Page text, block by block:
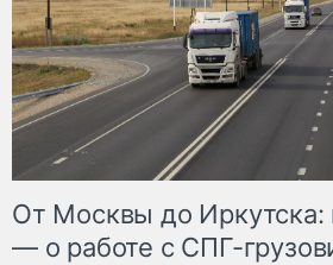
От Москвы до Иркутска:
— о работе с СПГ-